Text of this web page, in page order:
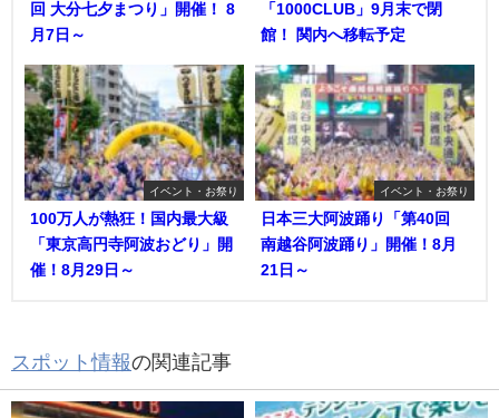
回 大分七夕まつり」開催！ 8
月7日～
「1000CLUB」9月末で閉
館！ 関内へ移転予定
イベント・お祭り
100万人が熱狂！国内最大級
「東京高円寺阿波おどり」開
催！8月29日～
イベント・お祭り
日本三大阿波踊り「第40回
南越谷阿波踊り」開催！8月
21日～
スポット情報の関連記事